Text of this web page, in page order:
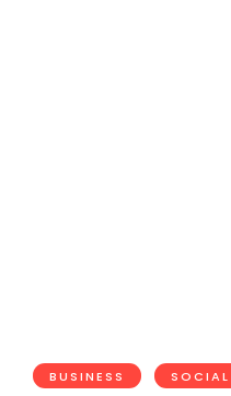
BUSINESS SOCIAL